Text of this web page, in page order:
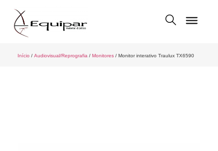
Início / Audiovisual/Reprografia / Monitores/ Monitor interativo Traulux TX6590